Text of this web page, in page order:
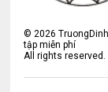
© 2026
tập miễn phí
All rights reserved.